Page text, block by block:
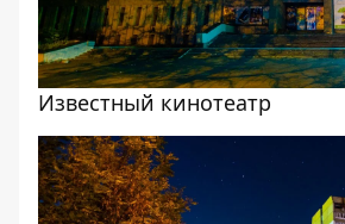
Известный кинотеатр